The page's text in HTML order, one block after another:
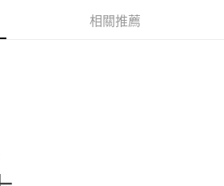
內，點擊此簡訊中的連結，可透過四大超商／
公司提供之「AFTEE先享後付」服務完成之交
提供個人資料，並將交易相關給付款項請求債
含以上)免運費
含以上)免運費
相關推薦